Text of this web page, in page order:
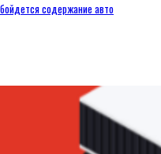
содержание авто